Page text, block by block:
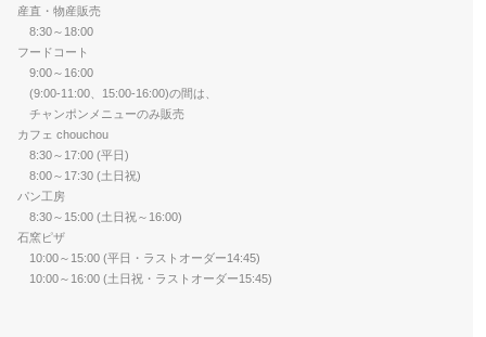
産直・物産販売
8:30～18:00
フードコート
9:00～16:00
(9:00-11:00、15:00-16:00)の間は、
チャンポンメニューのみ販売
カフェ chouchou
8:30～17:00 (平日)
8:00～17:30 (土日祝)
パン工房
8:30～15:00 (土日祝～16:00)
石窯ピザ
10:00～15:00 (平日・ラストオーダー14:45)
10:00～16:00 (土日祝・ラストオーダー15:45)